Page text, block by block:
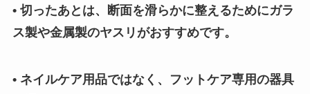
• 切ったあとは、断面を滑らかに整えるためにガラ
ス製や金属製のヤスリがおすすめです。
• ネイルケア用品ではなく、フットケア専用の器具